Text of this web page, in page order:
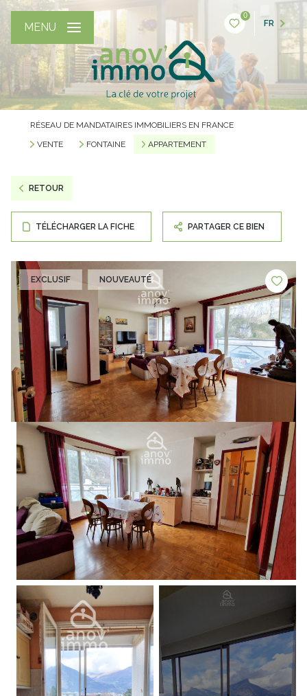
0
FR
MENU
RÉSEAU DE MANDATAIRES IMMOBILIERS EN FRANCE
VENTE
FONTAINE APPARTEMENT
RETOUR
TÉLÉCHARGER LA FICHE PARTAGER CE BIEN
EXCLUSIF NOUVEAUTÉ